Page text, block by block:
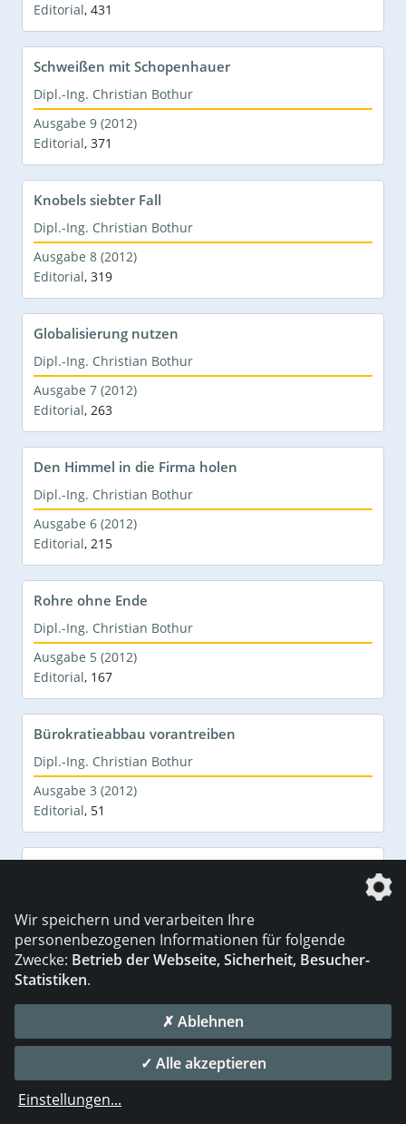
Editorial, 431
Schweißen mit Schopenhauer
Dipl.-Ing. Christian Bothur
Ausgabe 9 (2012)
Editorial, 371
Knobels siebter Fall
Dipl.-Ing. Christian Bothur
Ausgabe 8 (2012)
Editorial, 319
Globalisierung nutzen
Dipl.-Ing. Christian Bothur
Ausgabe 7 (2012)
Editorial, 263
Den Himmel in die Firma holen
Dipl.-Ing. Christian Bothur
Ausgabe 6 (2012)
Editorial, 215
Rohre ohne Ende
Dipl.-Ing. Christian Bothur
Ausgabe 5 (2012)
Editorial, 167
Bürokratieabbau vorantreiben
Dipl.-Ing. Christian Bothur
Ausgabe 3 (2012)
Editorial, 51
Ausgabe 1-2 (2012)
Editorial,3
Verantwortung übernehmen
Dipl.-Ing. Christian Bothur
Editorial,493
Wir speichern und verarbeiten Ihre
personenbezogenen Informationen für folgende
Zwecke: Betrieb der Webseite, Sicherheit, Besucher-
Statistiken.
✗ Ablehnen
✓ Alle akzeptieren
Einstellungen...